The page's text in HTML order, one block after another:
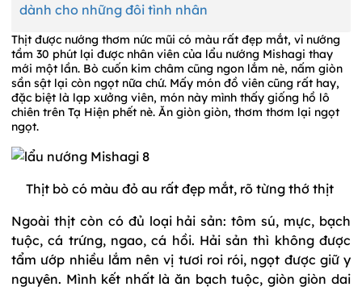
dành cho những đôi tình nhân
Thịt được nướng thơm nức mũi có màu rất đẹp mắt, vỉ nướng
tầm 30 phút lại được nhân viên của lẩu nướng Mishagi thay
mới một lần. Bò cuốn kim châm cũng ngon lắm nè, nấm giòn
sần sật lại còn ngọt nữa chứ. Mấy món đồ viên cũng rất hay,
đặc biệt là lạp xưởng viên, món này mình thấy giống hồ lô
chiên trên Tạ Hiện phết nè. Ăn giòn giòn, thơm thơm lại ngọt
ngọt.
Thịt bò có màu đỏ au rất đẹp mắt, rõ từng thớ thịt
Ngoài thịt còn có đủ loại hải sản: tôm sú, mực, bạch
tuộc, cá trứng, ngao, cá hồi. Hải sản thì không được
tẩm ướp nhiều lắm nên vị tươi roi rói, ngọt được giữ y
nguyên. Mình kết nhất là ăn bạch tuộc, giòn giòn dai